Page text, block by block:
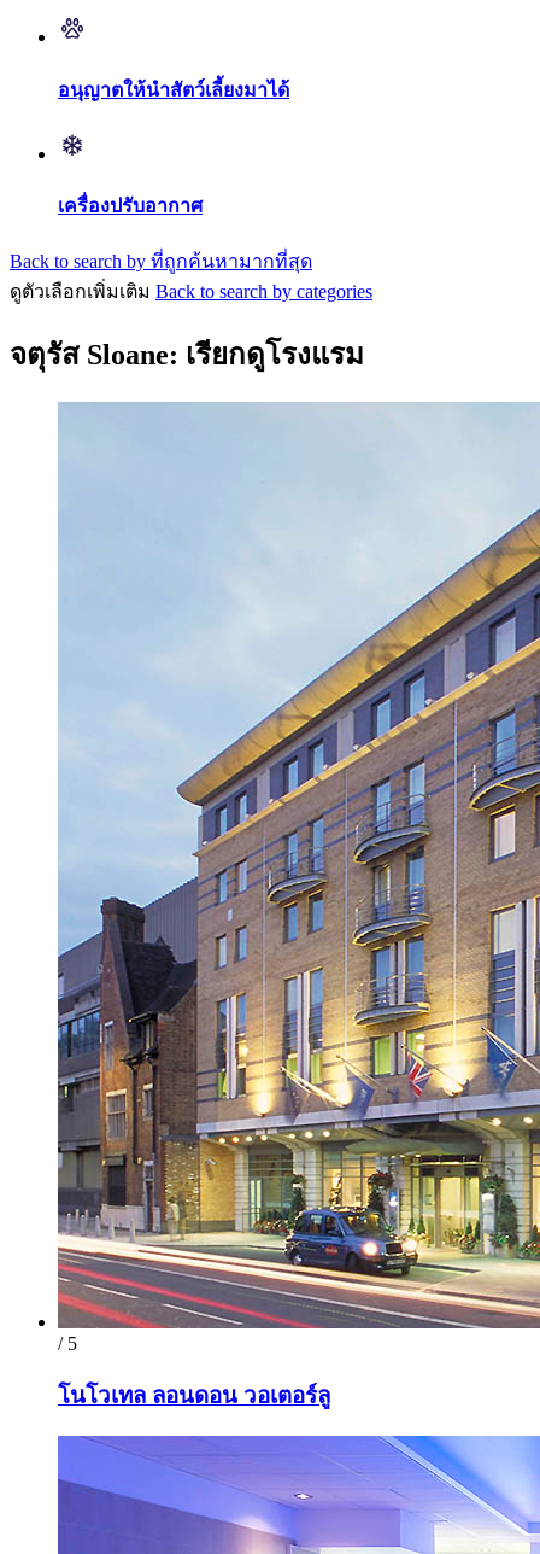
อนุญาตให้นำสัตว์เลี้ยงมาได้
เครื่องปรับอากาศ
Back to search by ที่ถูกค้นหามากที่สุด
ดูตัวเลือกเพิ่มเติม Back to search by categories
จตุรัส Sloane: เรียกดูโรงแรม
/ 5
โนโวเทล ลอนดอน วอเตอร์ลู